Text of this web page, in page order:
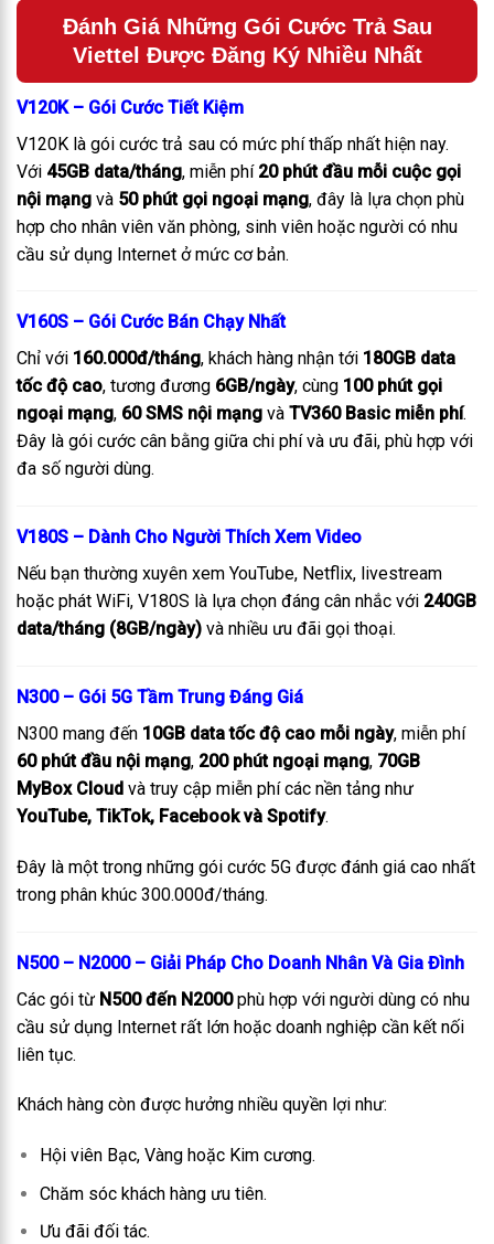
Đánh Giá Những Gói Cước Trả Sau
Viettel Được Đăng Ký Nhiều Nhất
V120K – Gói Cước Tiết Kiệm
V120K là gói cước trả sau có mức phí thấp nhất hiện nay.
Với 45GB data/tháng, miễn phí 20 phút đầu mỗi cuộc gọi
nội mạng và 50 phút gọi ngoại mạng, đây là lựa chọn phù
hợp cho nhân viên văn phòng, sinh viên hoặc người có nhu
cầu sử dụng Internet ở mức cơ bản.
V160S – Gói Cước Bán Chạy Nhất
Chỉ với 160.000đ/tháng, khách hàng nhận tới 180GB data
tốc độ cao, tương đương 6GB/ngày, cùng 100 phút gọi
ngoại mạng, 60 SMS nội mạng và TV360 Basic miễn phí.
Đây là gói cước cân bằng giữa chi phí và ưu đãi, phù hợp với
đa số người dùng.
V180S – Dành Cho Người Thích Xem Video
Nếu bạn thường xuyên xem YouTube, Netflix, livestream
hoặc phát WiFi, V180S là lựa chọn đáng cân nhắc với 240GB
data/tháng (8GB/ngày) và nhiều ưu đãi gọi thoại.
N300 – Gói 5G Tầm Trung Đáng Giá
N300 mang đến 10GB data tốc độ cao mỗi ngày, miễn phí
60 phút đầu nội mạng, 200 phút ngoại mạng, 70GB
MyBox Cloud và truy cập miễn phí các nền tảng như
YouTube, TikTok, Facebook và Spotify.
Đây là một trong những gói cước 5G được đánh giá cao nhất
trong phân khúc 300.000đ/tháng.
N500 – N2000 – Giải Pháp Cho Doanh Nhân Và Gia Đình
Các gói từ N500 đến N2000phù hợp với người dùng có nhu
cầu sử dụng Internet rất lớn hoặc doanh nghiệp cần kết nối
liên tục.
Khách hàng còn được hưởng nhiều quyền lợi như:
Hội viên Bạc, Vàng hoặc Kim cương.
Chăm sóc khách hàng ưu tiên.
Ưu đãi đối tác.